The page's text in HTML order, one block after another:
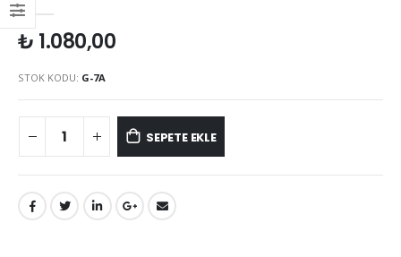
0
₺ 1.080,00
STOK KODU: G-7A
SEPETE EKLE